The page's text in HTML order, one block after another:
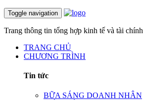
Toggle navigation
Trang thông tin tổng hợp kinh tế và tài chính
TRANG CHỦ
CHƯƠNG TRÌNH
Tin tức
BỮA SÁNG DOANH NHÂN